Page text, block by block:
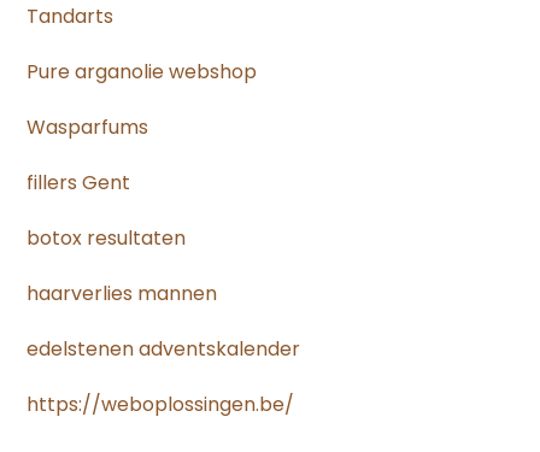
Tandarts
Pure arganolie webshop
Wasparfums
fillers Gent
botox resultaten
haarverlies mannen
edelstenen adventskalender
https://weboplossingen.be/